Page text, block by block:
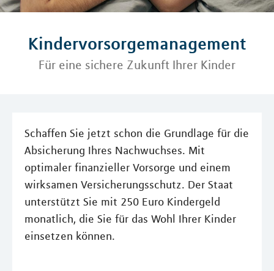
Kindervorsorgemanagement
Für eine sichere Zukunft Ihrer Kinder
Schaffen Sie jetzt schon die Grundlage für die
Absicherung Ihres Nachwuchses. Mit
optimaler finanzieller Vorsorge und einem
wirksamen Versicherungsschutz. Der Staat
unterstützt Sie mit 250 Euro Kindergeld
monatlich, die Sie für das Wohl Ihrer Kinder
einsetzen können.